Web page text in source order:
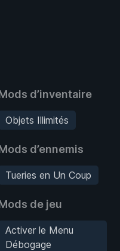
d’inventaire
Objets Illimités
d’ennemis
Tueries en Un Coup
de jeu
Activer le Menu
Débogage